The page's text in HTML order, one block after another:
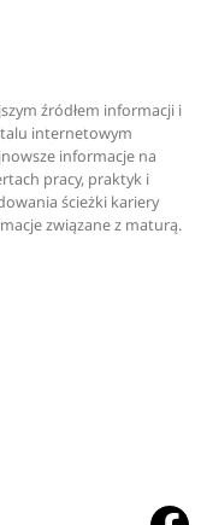
źródłem informacji i
internetowym
informacje na
pracy, praktyk i
ścieżki kariery
związane z maturą.